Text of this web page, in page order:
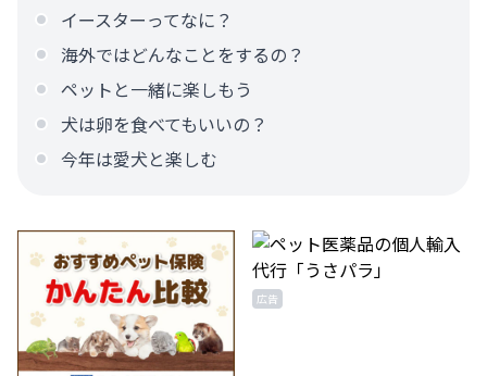
イースターってなに？
海外ではどんなことをするの？
ペットと一緒に楽しもう
犬は卵を食べてもいいの？
今年は愛犬と楽しむ
広告